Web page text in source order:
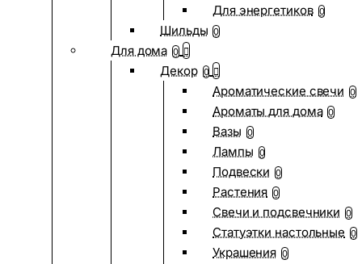
Для энергетиков 0
Шильды 0
Для дома 0
Декор 0
Ароматические свечи 0
Ароматы для дома 0
Вазы 0
Лампы 0
Подвески 0
Растения 0
Свечи и подсвечники 0
Статуэтки настольные 0
Украшения 0